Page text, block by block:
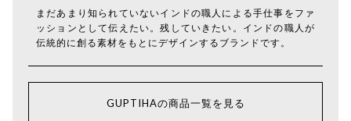
まだあまり知られていないインドの職人による手仕事をファ
ッションとして伝えたい。残していきたい。インドの職人が
伝統的に創る素材をもとにデザインするブランドです。
GUPTIHAの商品一覧を見る